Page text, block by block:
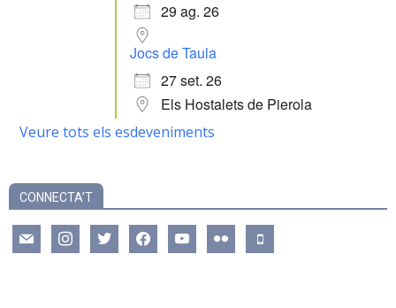
29 ag. 26
Jocs de Taula
27 set. 26
Els Hostalets de Pierola
Veure tots els esdeveniments
CONNECTA’T
mail instagramtwitter facebookyoutube flickr mobile